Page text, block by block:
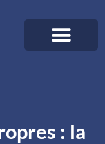
: la